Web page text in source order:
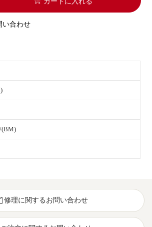
い合わせ
(BM)
修理に関するお問い合わせ